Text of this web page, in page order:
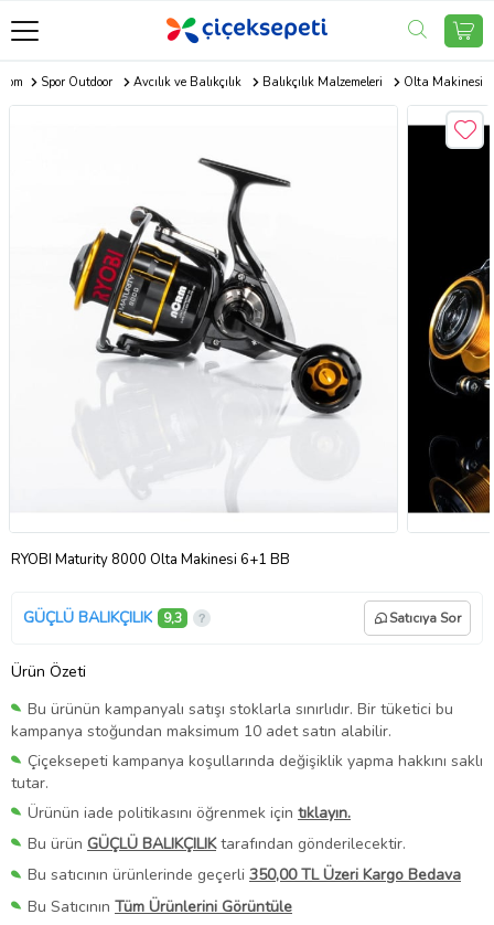
Spor Outdoor Avcılık ve Balıkçılık Balıkçılık Malzemeleri Olta Makinesi
RYOBI Maturity 8000 Olta Makinesi 6+1 BB
GÜÇLÜ BALIKÇILIK 9,3 Satıcıya Sor
Ürün Özeti
Bu ürünün kampanyalı satışı stoklarla sınırlıdır. Bir tüketici bu
kampanya stoğundan maksimum 10 adet satın alabilir.
Çiçeksepeti kampanya koşullarında değişiklik yapma hakkını saklı
tutar.
Ürünün iade politikasını öğrenmek için tıklayın.
Bu ürün GÜÇLÜ BALIKÇILIKtarafından gönderilecektir.
Bu satıcının ürünlerinde geçerli 350,00 TL Üzeri Kargo Bedava
Bu Satıcının Tüm Ürünlerini Görüntüle